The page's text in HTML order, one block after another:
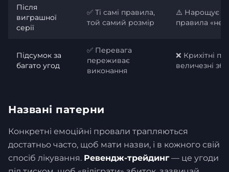
Після
виграшної
серії
✅ Ті самі правила,
той самий розмір
⚠️ Нарощує
правила «не
Підсумок за
багато угод
✅ Перевага
переживає
виконання
❌ Крихітні
величезні
Названі патерни
Конкретні емоційні провали трапляються
достатньо часто, щоб мати назви, і в кожного свій
спосіб лікування. Ревендж-трейдинг — це угоди